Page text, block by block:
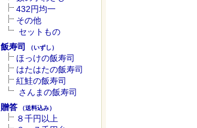
432円均一
その他
セットもの
飯寿司
（いずし）
ほっけの飯寿司
はたはたの飯寿司
紅鮭の飯寿司
さんまの飯寿司
贈答 （送料込み）
８千円以上